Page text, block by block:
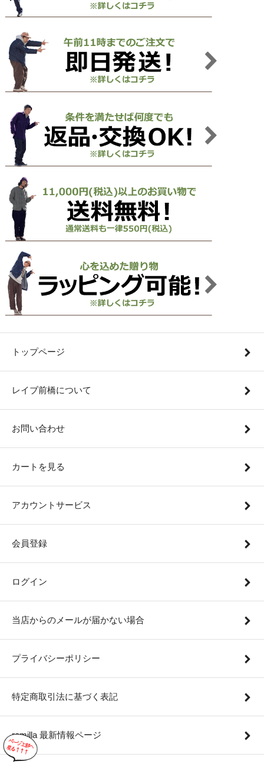
トップページ
レイブ前橋について
お問い合わせ
カートを見る
アカウントサービス
会員登録
ログイン
当店からのメールが届かない場合
プライバシーポリシー
特定商取引法に基づく表記
remilla 最新情報ページ